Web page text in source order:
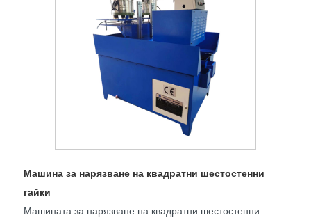
Машина за нарязване на квадратни шестостенни
гайки
Машината за нарязване на квадратни шестостенни